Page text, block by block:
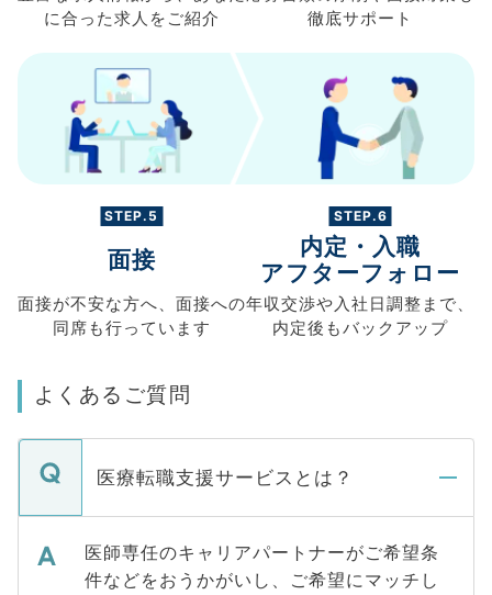
に合った求人を ご紹介
徹底サポート
STEP.5
面接
面接が不安な方へ、 面接への
同席も行っています
STEP.6
内定・入職
アフターフォロー
年収交渉や入社日調整まで、
内定後もバックアップ
よくあるご質問
医療転職支援サービスとは？
医師専任のキャリアパートナーがご希望条
件などをおうかがいし、ご希望にマッチし